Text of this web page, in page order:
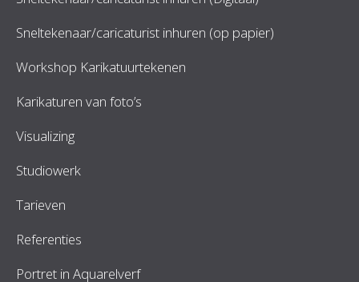
Sneltekenaar/caricaturist inhuren (op papier)
Workshop Karikatuurtekenen
Karikaturen van foto’s
Visualizing
Studiowerk
Tarieven
Referenties
Portret in Aquarelverf